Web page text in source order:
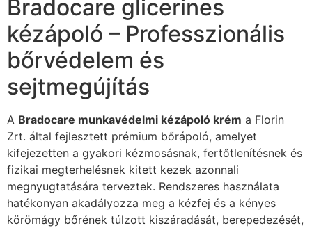
Bradocare glicerines
kézápoló – Professzionális
bőrvédelem és
sejtmegújítás
A Bradocare munkavédelmi kézápoló krém a Florin
Zrt. által fejlesztett prémium bőrápoló, amelyet
kifejezetten a gyakori kézmosásnak, fertőtlenítésnek és
fizikai megterhelésnek kitett kezek azonnali
megnyugtatására terveztek. Rendszeres használata
hatékonyan akadályozza meg a kézfej és a kényes
körömágy bőrének túlzott kiszáradását, berepedezését,